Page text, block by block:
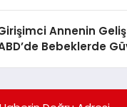
Annenin
Bebeklerde